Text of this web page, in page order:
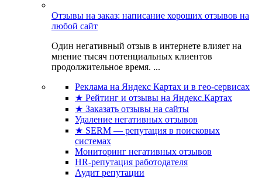
Отзывы на заказ: написание хороших отзывов на
любой сайт
Один негативный отзыв в интернете влияет на
мнение тысяч потенциальных клиентов
продолжительное время. ...
Реклама на Яндекс Картах и в гео-сервисах
★ Рейтинг и отзывы на Яндекс.Картах
★ Заказать отзывы на сайты
Удаление негативных отзывов
★ SERM — репутация в поисковых
системах
Мониторинг негативных отзывов
HR-репутация работодателя
Аудит репутации